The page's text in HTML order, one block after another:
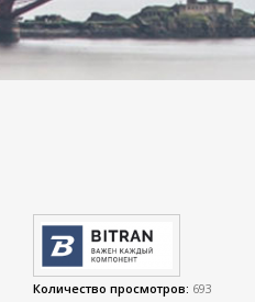
Количество просмотров: 693